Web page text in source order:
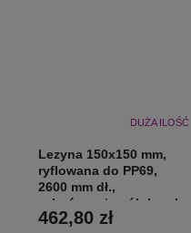
DUŻA ILOŚĆ
Lezyna 150x150 mm,
ryflowana do PP69,
2600 mm dł.,
zakończenie półokrągłe
do szafki
462,80 zł